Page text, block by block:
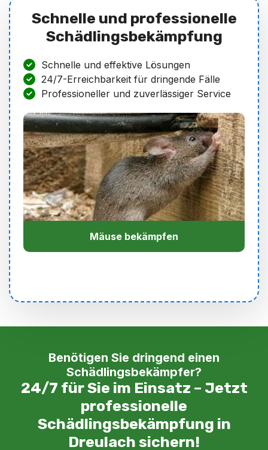
Schnelle und professionelle
Schädlingsbekämpfung
Schnelle und effektive Lösungen
24/7-Erreichbarkeit für dringende Fälle
Professioneller und zuverlässiger Service
Mäuse bekämpfen
Benötigen Sie dringend einen
Schädlingsbekämpfer?
24/7 für Sie im Einsatz – Jetzt
professionelle
Schädlingsbekämpfung in
Dreulach sichern!